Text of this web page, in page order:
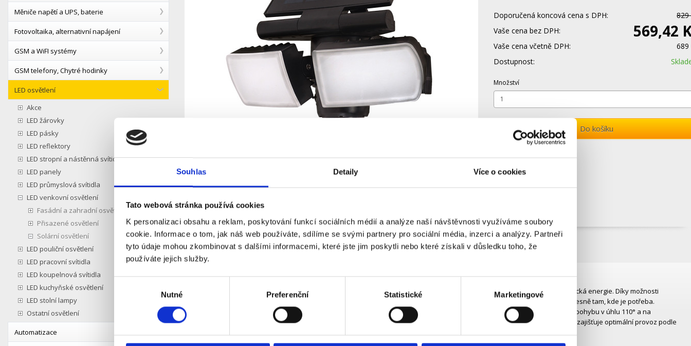
Souhlas Detaily Více o cookies
Tato webová stránka používá cookies
K personalizaci obsahu a reklam, poskytování funkcí sociálních médií a analýze naší návštěvnosti využíváme soubory
cookie. Informace o tom, jak náš web používáte, sdílíme se svými partnery pro sociální média, inzerci a analýzy. Partneři
tyto údaje mohou zkombinovat s dalšími informacemi, které jste jim poskytli nebo které získali v důsledku toho, že
používáte jejich služby.
Nutné Preferenční Statistické Marketingové
Měniče napětí a UPS, baterie
Fotovoltaika, alternativní napájení
GSM a WiFI systémy
GSM telefony, Chytré hodinky
LED osvětlení
Akce
LED žárovky
LED pásky
LED reflektory
LED stropní a nástěnná svítidla
LED panely
LED průmyslová svítidla
LED venkovní osvětlení
Fasádní a zahradní osvětlení
Přisazené osvětlení
Solární osvětlení
LED pouliční osvětlení
LED pracovní svítidla
LED koupelnová svítidla
LED kuchyňské osvětlení
LED stolní lampy
Ostatní osvětlení
Automatizace
Doporučená koncová cena s DPH:
829
Vaše cena bez DPH:
569,42
Vaše cena včetně DPH:
689
Dostupnost:
Množství
Do košíku
Popis Specifikace Ke stažení (5)
Toto LED osvětlení se solárním panelem je ideálním řešením pro osvětlení venkovních prostor, kde není k dispozici elektrická energie. Díky možnosti
horizontálního i vertikálního natáčení a naklápění světelných reflektorů i solárního panelu snadno nasměrujete světlo přesně tam, kde je potřeba.
Osvětlení je vybaveno nastavitelným světelným a pohybovým čidlem, které umožňuje automatické rozsvícení při detekci pohybu v úhlu 110° a na
vzdálenost až 8 m. Nastavit lze také dobu svícení v rozmezí cca 10 s – 60 s a světelnou citlivost v rozsahu 10–1000 lux, což zajišťuje optimální provoz podle